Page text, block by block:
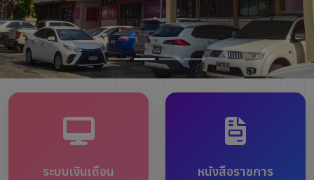
ระบบเงินเดือน
หนังสือราชการ